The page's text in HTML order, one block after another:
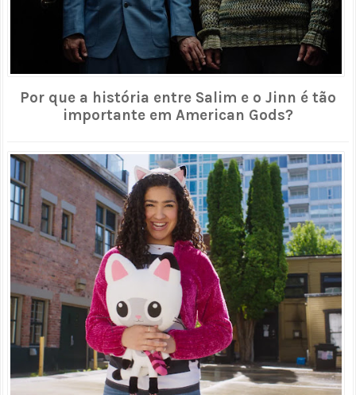
Por que a história entre Salim e o Jinn é tão
importante em American Gods?